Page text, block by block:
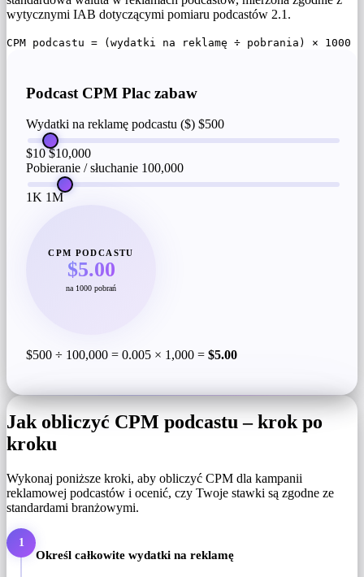
wytycznymi IAB dotyczącymi pomiaru podcastów 2.1.
CPM podcastu = (wydatki na reklamę ÷ pobrania) × 1000
Podcast CPM Plac zabaw
Wydatki na reklamę podcastu ($) $500
$10 $10,000
Pobieranie / słuchanie 100,000
1K 1M
CPM PODCASTU
$5.00
na 1000 pobrań
$500 ÷ 100,000 = 0.005 × 1,000 = $5.00
Jak obliczyć CPM podcastu – krok po
kroku
Wykonaj poniższe kroki, aby obliczyć CPM dla kampanii
reklamowej podcastów i ocenić, czy Twoje stawki są zgodne ze
standardami branżowymi.
1
Określ całkowite wydatki na reklamę